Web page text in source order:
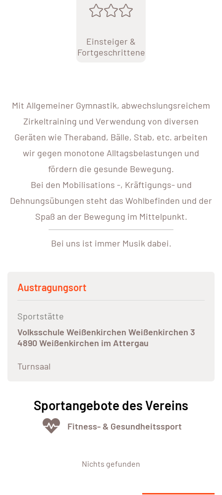
Einsteiger &
Fortgeschrittene
Mit Allgemeiner Gymnastik, abwechslungsreichem
Zirkeltraining und Verwendung von diversen
Geräten wie Theraband, Bälle, Stab, etc. arbeiten
wir gegen monotone Alltagsbelastungen und
fördern die gesunde Bewegung.
Bei den Mobilisations -, Kräftigungs- und
Dehnungsübungen steht das Wohlbefinden und der
Spaß an der Bewegung im Mittelpunkt.
Bei uns ist immer Musik dabei.
Austragungsort
Sportstätte
Volksschule Weißenkirchen Weißenkirchen 3
4890 Weißenkirchen im Attergau
Turnsaal
Sportangebote des Vereins
Fitness- & Gesundheitssport
Nichts gefunden